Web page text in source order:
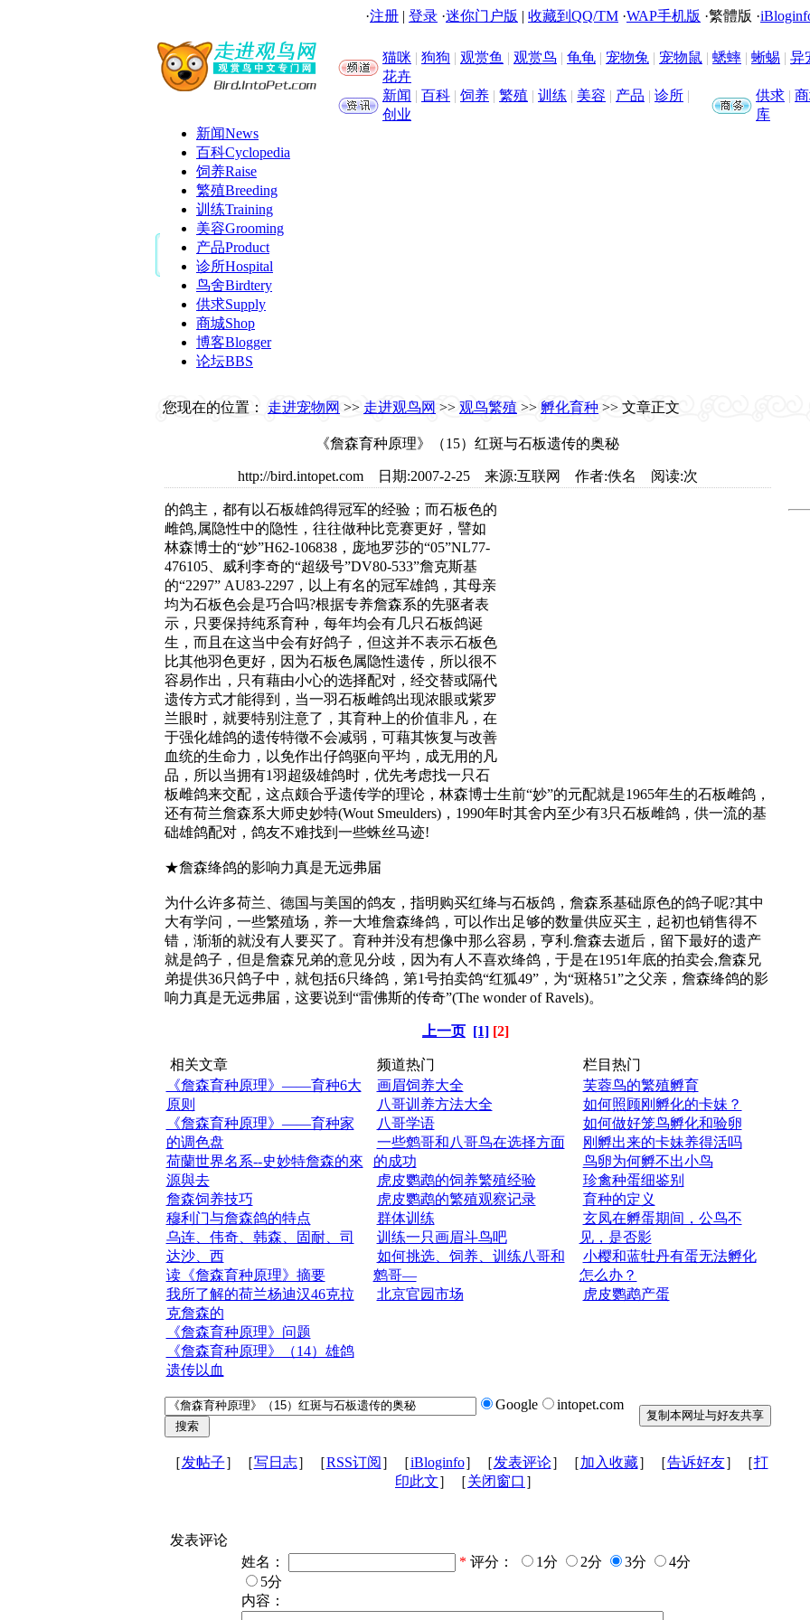
·注册 | 登录 ·迷你门户版 | 收藏到QQ/TM ·WAP手机版 ·繁體版 ·
猫咪 | 狗狗 | 观赏鱼 | 观赏鸟 | 龟龟 | 宠物兔 | 宠物鼠 | 蟋蟀 | 蜥蜴 | 异
花卉
新闻 | 百科 | 饲养 | 繁殖 | 训练 | 美容 | 产品 | 诊所 |
创业
供求 |
库
新闻News
百科Cyclopedia
饲养Raise
繁殖Breeding
训练Training
美容Grooming
产品Product
诊所Hospital
鸟舍Birdtery
供求Supply
商城Shop
博客Blogger
论坛BBS
您现在的位置： 走进宠物网 >> 走进观鸟网 >> 观鸟繁殖 >> 孵化育种 >> 文章正文
《詹森育种原理》（15）红斑与石板遗传的奥秘
http://bird.intopet.com 日期:2007-2-25 来源:互联网 作者:佚名 阅读:次
的鸽主，都有以石板雄鸽得冠军的经验；而石板色的
雌鸽,属隐性中的隐性，往往做种比竞赛更好，譬如
林森博士的“妙”H62-106838，庞地罗莎的“05”NL77-
476105、威利李奇的“超级号”DV80-533”詹克斯基
的“2297” AU83-2297，以上有名的冠军雄鸽，其母亲
均为石板色会是巧合吗?根据专养詹森系的先驱者表
示，只要保持纯系育种，每年均会有几只石板鸽诞
生，而且在这当中会有好鸽子，但这并不表示石板色
比其他羽色更好，因为石板色属隐性遗传，所以很不
容易作出，只有藉由小心的选择配对，经交替或隔代
遗传方式才能得到，当一羽石板雌鸽出现浓眼或紫罗
兰眼时，就要特别注意了，其育种上的价值非凡，在
于强化雄鸽的遗传特徵不会减弱，可藉其恢复与改善
血统的生命力，以免作出仔鸽驱向平均，成无用的凡
品，所以当拥有1羽超级雄鸽时，优先考虑找一只石
板雌鸽来交配，这点颇合乎遗传学的理论，林森博士生前“妙”的元配就是1965年生的石板雌鸽，
还有荷兰詹森系大师史妙特(Wout Smeulders)，1990年时其舍内至少有3只石板雌鸽，供一流的基
础雄鸽配对，鸽友不难找到一些蛛丝马迹!
★詹森绛鸽的影响力真是无远弗届
为什么许多荷兰、德国与美国的鸽友，指明购买红绛与石板鸽，詹森系基础原色的鸽子呢?其中
大有学问，一些繁殖场，养一大堆詹森绛鸽，可以作出足够的数量供应买主，起初也销售得不
错，渐渐的就没有人要买了。育种并没有想像中那么容易，亨利.詹森去逝后，留下最好的遗产
就是鸽子，但是詹森兄弟的意见分歧，因为有人不喜欢绛鸽，于是在1951年底的拍卖会,詹森兄
弟提供36只鸽子中，就包括6只绛鸽，第1号拍卖鸽“红狐49”，为“斑格51”之父亲，詹森绛鸽的影
响力真是无远弗届，这要说到“雷佛斯的传奇”(The wonder of Ravels)。
上一页 [1] [2]
相关文章
《詹森育种原理》——育种6大
原则
《詹森育种原理》——育种家
的调色盘
荷蘭世界名系--史妙特詹森的來
源與去
詹森饲养技巧
穆利门与詹森鸽的特点
乌连、伟奇、韩森、固耐、司
达沙、西
读《詹森育种原理》摘要
我所了解的荷兰杨迪汉46克拉
克詹森的
《詹森育种原理》问题
《詹森育种原理》（14）雄鸽
遗传以血
频道热门
画眉饲养大全
八哥训养方法大全
八哥学语
一些鹩哥和八哥鸟在选择方面
的成功
虎皮鹦鹉的饲养繁殖经验
虎皮鹦鹉的繁殖观察记录
群体训练
训练一只画眉斗鸟吧
如何挑选、饲养、训练八哥和
鹩哥—
北京官园市场
栏目热门
芙蓉鸟的繁殖孵育
如何照顾刚孵化的卡妹？
如何做好笼鸟孵化和验卵
刚孵出来的卡妹养得活吗
鸟卵为何孵不出小鸟
珍禽种蛋细鉴别
育种的定义
玄凤在孵蛋期间，公鸟不
见，是否影
小樱和蓝牡丹有蛋无法孵化
怎么办？
虎皮鹦鹉产蛋
Google intopet.com
［发帖子］［写日志］［RSS订阅 ］［iBloginfo］［发表评论］［加入收藏］［告诉好友］［打
印此文］［关闭窗口 ］
发表评论
姓名：
* 评分： 1分 2分 3分
4分
5分
内容：